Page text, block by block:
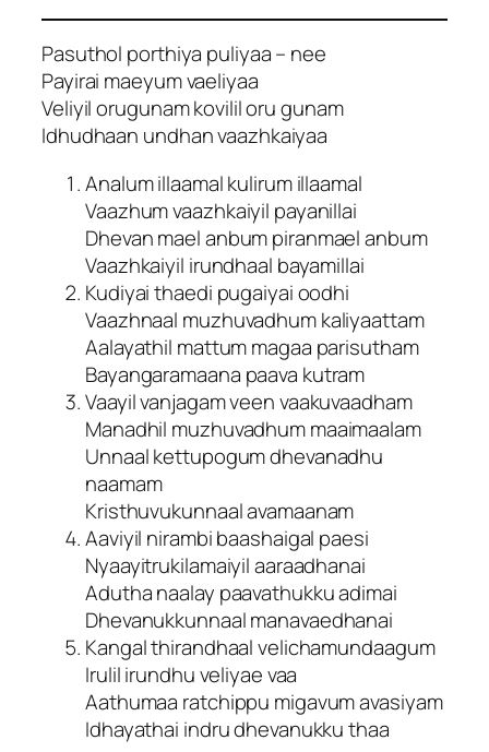
Pasuthol porthiya puliyaa – nee
Payirai maeyum vaeliyaa
Veliyil orugunam kovilil oru gunam
Idhudhaan undhan vaazhkaiyaa
Analum illaamal kulirum illaamal
Vaazhum vaazhkaiyil payanillai
Dhevan mael anbum piranmael anbum
Vaazhkaiyil irundhaal bayamillai
Kudiyai thaedi pugaiyai oodhi
Vaazhnaal muzhuvadhum kaliyaattam
Aalayathil mattum magaa parisutham
Bayangaramaana paava kutram
Vaayil vanjagam veen vaakuvaadham
Manadhil muzhuvadhum maaimaalam
Unnaal kettupogum dhevanadhu
naamam
Kristhuvukunnaal avamaanam
Aaviyil nirambi baashaigal paesi
Nyaayitrukilamaiyil aaraadhanai
Adutha naalay paavathukku adimai
Dhevanukkunnaal manavaedhanai
Kangal thirandhaal velichamundaagum
Irulil irundhu veliyae vaa
Aathumaa ratchippu migavum avasiyam
Idhayathai indru dhevanukku thaa